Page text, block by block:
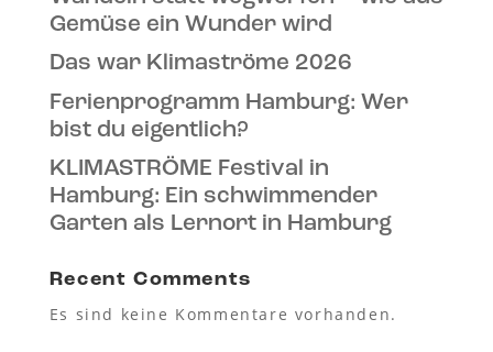
Gemüse ein Wunder wird
Das war Klimaströme 2026
Ferienprogramm Hamburg: Wer
bist du eigentlich?
KLIMASTRÖME Festival in
Hamburg: Ein schwimmender
Garten als Lernort in Hamburg
Recent Comments
Es sind keine Kommentare vorhanden.